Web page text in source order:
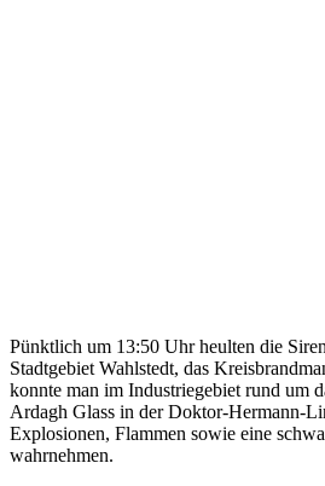
Pünktlich um 13:50 Uhr heulten die
Stadtgebiet Wahlstedt, das
konnte man im Industriegebiet rund um
Ardagh Glass in der Doktor-Hermann-
Explosionen, Flammen sowie eine
wahrnehmen.